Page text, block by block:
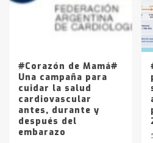
Los precios de
La Pampa,
entre 857 a
#Corazón de Mamá#
Una campaña para
cuidar la salud
cardiovascular
antes, durante y
después del
embarazo